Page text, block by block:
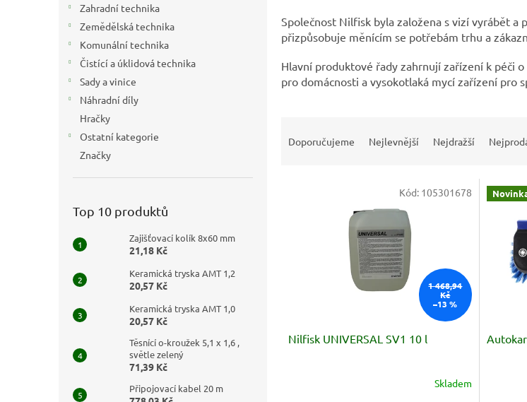
Zahradní technika
Zemědělská technika
Komunální technika
Čistící a úklidová technika
Sady a vinice
Náhradní díly
Hračky
Ostatní kategorie
Značky
Top 10 produktů
Zajišťovací kolík 8x60 mm
21,18 Kč
Keramická tryska AMT 1,2
20,57 Kč
Keramická tryska AMT 1,0
20,57 Kč
Těsnící o-kroužek 5,1 x 1,6 ,
světle zelený
71,39 Kč
Připojovací kabel 20 m
Společnost Nilfisk byla založena s vizí vyrábět
přizpůsobuje měnícím se potřebám trhu a
Hlavní produktové řady zahrnují zařízení k péči
pro domácnosti a vysokotlaká mycí zařízení pro
Doporučujeme Nejlevnější Nejdražší
1 468,94
Kč
–13 %
Nilfisk UNIVERSAL SV1 10 l
Skladem
Kód: 105301678